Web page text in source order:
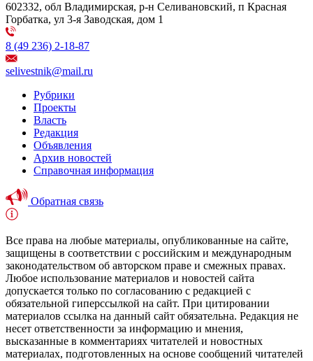
602332, обл Владимирская, р-н Селивановский, п Красная
Горбатка, ул 3-я Заводская, дом 1
8 (49 236) 2-18-87
selivestnik@mail.ru
Рубрики
Проекты
Власть
Редакция
Объявления
Архив новостей
Справочная информация
Обратная связь
Все права на любые материалы, опубликованные на сайте,
защищены в соответствии с российским и международным
законодательством об авторском праве и смежных правах.
Любое использование материалов и новостей сайта
допускается только по согласованию с редакцией с
обязательной гиперссылкой на сайт. При цитировании
материалов ссылка на данный сайт обязательна. Редакция не
несет ответственности за информацию и мнения,
высказанные в комментариях читателей и новостных
материалах, подготовленных на основе сообщений читателей